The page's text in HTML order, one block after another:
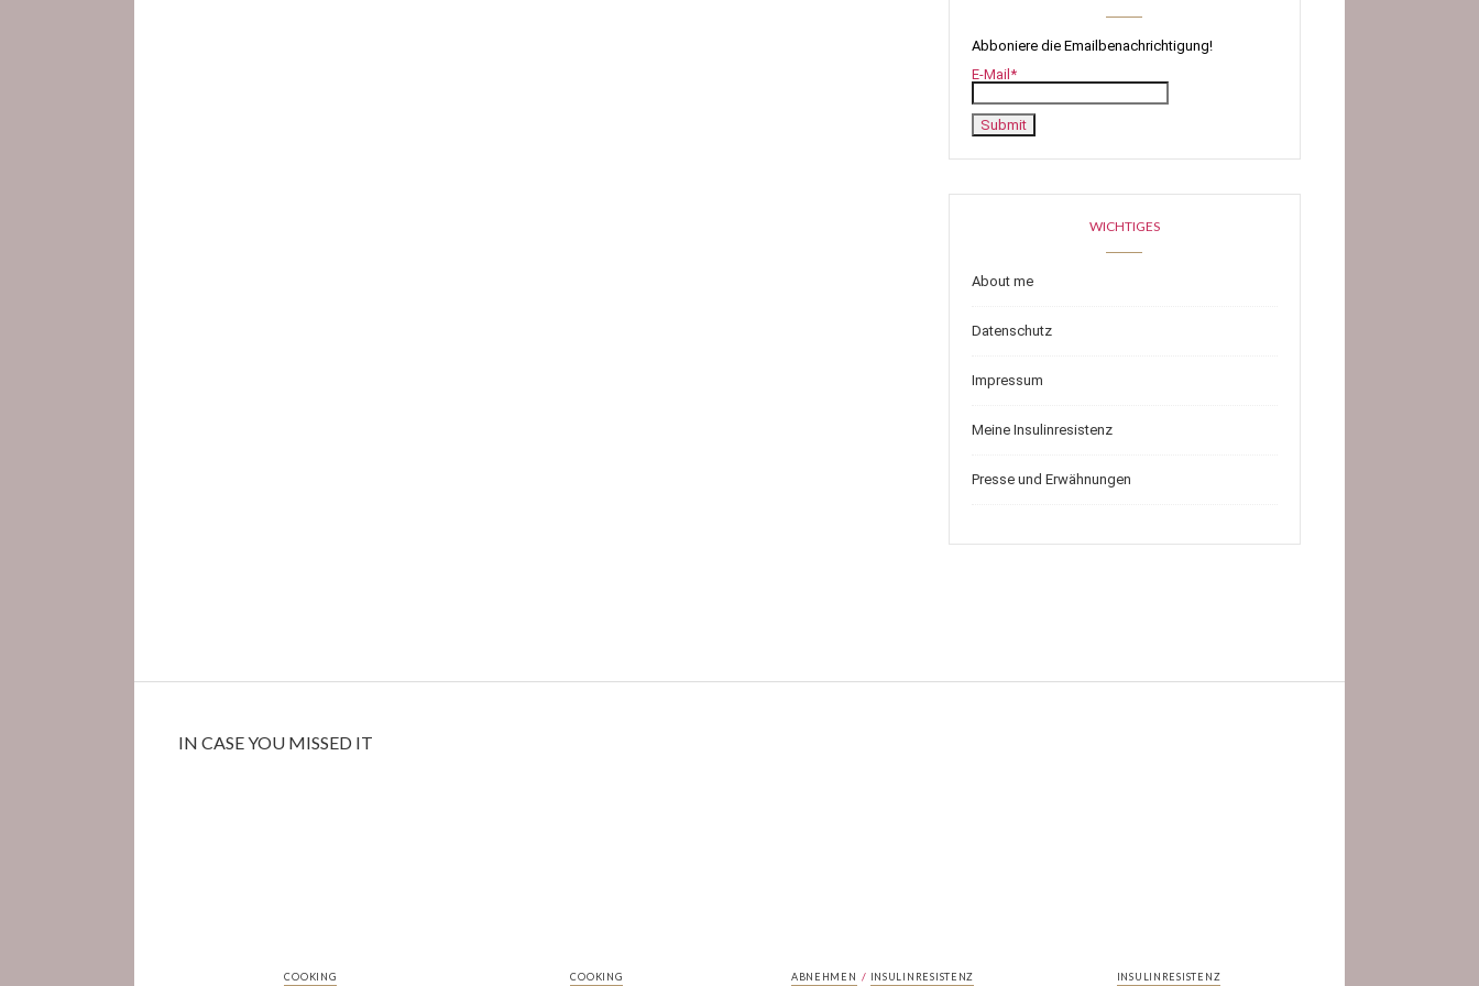
Abboniere die Emailbenachrichtigung!
E-Mail*
WICHTIGES
About me
Datenschutz
Impressum
Meine Insulinresistenz
Presse und Erwähnungen
IN CASE YOU MISSED IT
COOKING COOKING ABNEHMEN / INSULINRESISTENZ INSULINRESISTENZ